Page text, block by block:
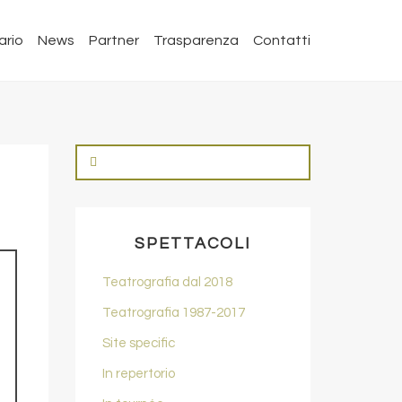
News Partner Trasparenza Contatti
SPETTACOLI
Teatrografia dal 2018
Teatrografia 1987-2017
Site specific
In repertorio